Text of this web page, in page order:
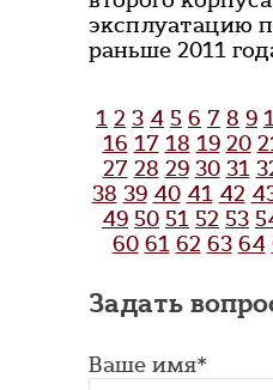
эксплуатацию
раньше 2011
1 2 3 4 5 6 7 8 9
16 17 18 19 20
27 28 29 30 31
38 39 40 41 42
49 50 51 52 53
60 61 62 63 64
Задать
Ваше имя*